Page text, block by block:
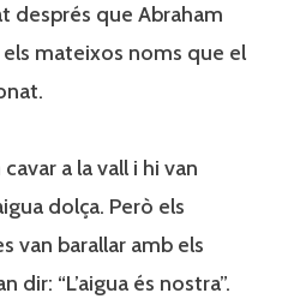
després que Abraham
mateixos noms que el
a la vall i hi van
dolça. Però els
van barallar amb els
dir: “L’aigua és nostra”.